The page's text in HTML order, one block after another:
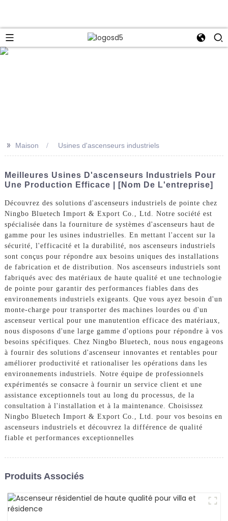
>> Maison Usines d'ascenseurs industriels
Meilleures Usines D'ascenseurs Industriels Pour
Une Production Efficace | [Nom De L'entreprise]
Découvrez des solutions d'ascenseurs industriels de pointe chez
Ningbo Bluetech Import & Export Co., Ltd. Notre société est
spécialisée dans la fourniture de systèmes d'ascenseurs haut de
gamme pour les usines industrielles. En mettant l'accent sur la
sécurité, l'efficacité et la durabilité, nos ascenseurs industriels
sont conçus pour répondre aux besoins uniques des installations
de fabrication et de distribution. Nos ascenseurs industriels sont
fabriqués avec des matériaux de haute qualité et une technologie
de pointe pour garantir des performances fiables dans des
environnements industriels exigeants. Que vous ayez besoin d'un
monte-charge pour transporter des machines lourdes ou d'un
ascenseur vertical pour une manutention efficace des matériaux,
nous disposons d'une large gamme d'options pour répondre à vos
besoins spécifiques. Chez Ningbo Bluetech, nous nous engageons
à fournir des solutions d'ascenseur innovantes et rentables pour
améliorer productivité et rationaliser les opérations dans les
environnements industriels. Notre équipe de professionnels
expérimentés se consacre à fournir un service client et une
assistance exceptionnels tout au long du processus, de la
consultation à l'installation et à la maintenance. Choisissez
Ningbo Bluetech Import & Export Co., Ltd. pour vos besoins en
ascenseurs industriels et découvrez la différence de qualité
fiable et performances exceptionnelles
Produits Associés